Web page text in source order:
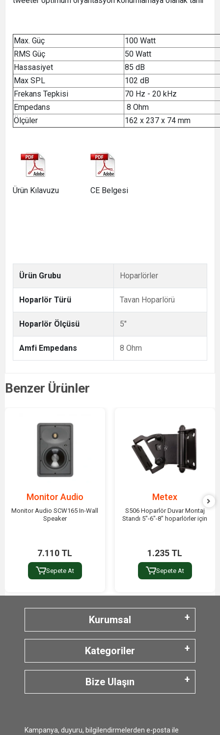
Max. Güç
100 Watt
RMS Güç
50 Watt
Hassasiyet
85 dB
Max SPL
102 dB
Frekans Tepkisi
70 Hz - 20 kHz
Empedans
8 Ohm
Ölçüler
162 x 237 x 74 mm
Ürün Kılavuzu CE Belgesi
Ürün Grubu Hoparlörler
Hoparlör Türü Tavan Hoparlörü
Hoparlör Ölçüsü 5"
Amfi Empedans 8 Ohm
Benzer Ürünler
Monitor Audio
Monitor Audio SCW165 In-Wall
Speaker
7.110 TL
Sepete At
Metex
S506 Hoparlör Duvar Montaj
Standı 5"-6"-8" hoparlörler için
1.235 TL
Sepete At
Kurumsal
Kategoriler
Bize Ulaşın
Kampanya, duyuru, bilgilendirmelerden e-posta ile